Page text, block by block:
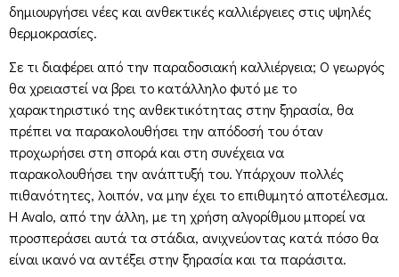
δημιουργήσει νέες και ανθεκτικές καλλιέργειες στις υψηλές
θερμοκρασίες.
Σε τι διαφέρει από την παραδοσιακή καλλιέργεια; Ο γεωργός
θα χρειαστεί να βρει το κατάλληλο φυτό με το
χαρακτηριστικό της ανθεκτικότητας στην ξηρασία, θα
πρέπει να παρακολουθήσει την απόδοσή του όταν
προχωρήσει στη σπορά και στη συνέχεια να
παρακολουθήσει την ανάπτυξή του. Υπάρχουν πολλές
πιθανότητες, λοιπόν, να μην έχει το επιθυμητό αποτέλεσμα.
Η Avalo, από την άλλη, με τη χρήση αλγορίθμου μπορεί να
προσπεράσει αυτά τα στάδια, ανιχνεύοντας κατά πόσο θα
είναι ικανό να αντέξει στην ξηρασία και τα παράσιτα.